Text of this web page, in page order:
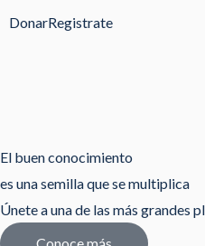
DonarRegistrate
El buen conocimiento
es una semilla que se multiplica
Únete a una de las más grandes